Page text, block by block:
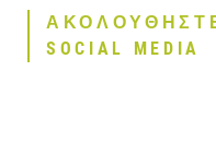
ΑΚΟΛΟΥΘΗΣΤΕ
SOCIAL MEDIA